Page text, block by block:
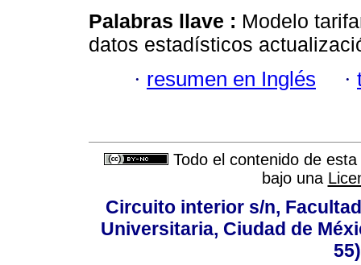
Palabras llave : Modelo
datos estadísticos
· resumen en Inglés ·
Todo el contenido de
bajo una
Circuito interior s/n,
Universitaria, Ciudad de